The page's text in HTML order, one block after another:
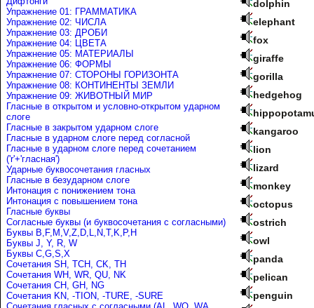
Упражнение 01: ГРАММАТИКА
Упражнение 02: ЧИСЛА
Упражнение 03: ДРОБИ
Упражнение 04: ЦВЕТА
Упражнение 05: МАТЕРИАЛЫ
Упражнение 06: ФОРМЫ
Упражнение 07: СТОРОНЫ ГОРИЗОНТА
Упражнение 08: КОНТИНЕНТЫ ЗЕМЛИ
Упражнение 09: ЖИВОТНЫЙ МИР
Гласные в открытом и условно-открытом ударном
слоге
Гласные в закрытом ударном слоге
Гласные в ударном слоге перед согласной
Гласные в ударном слоге перед сочетанием
('r'+'гласная')
Ударные буквосочетания гласных
Гласные в безударном слоге
Интонация с понижением тона
Интонация с повышением тона
Гласные буквы
Согласные буквы (и буквосочетания с согласными)
Буквы B,F,M,V,Z,D,L,N,T,K,P,H
Буквы J, Y, R, W
Буквы C,G,S,X
Сочетания SH, TCH, CK, TH
Сочетания WH, WR, QU, NK
Сочетания CH, GH, NG
Сочетания KN, -TION, -TURE, -SURE
dolphin
elephant
fox
giraffe
gorilla
hedgehog
kangaroo
lion
lizard
monkey
octopus
ostrich
owl
panda
pelican
penguin